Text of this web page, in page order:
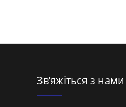
Зв’яжіться з нами